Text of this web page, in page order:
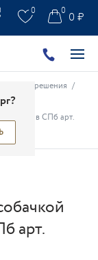
0 0 ₽
0
решения /
в СПб арт.
арт.